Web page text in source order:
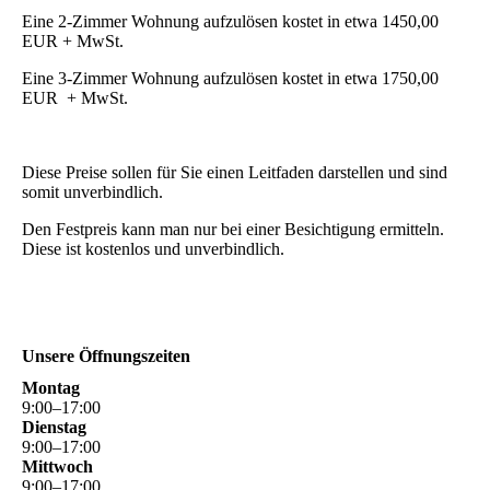
Eine 2-Zimmer Wohnung aufzulösen kostet in etwa 1450,00
EUR + MwSt.
Eine 3-Zimmer Wohnung aufzulösen kostet in etwa 1750,00
EUR + MwSt.
Diese Preise sollen für Sie einen Leitfaden darstellen und sind
somit unverbindlich.
Den Festpreis kann man nur bei einer Besichtigung ermitteln.
Diese ist kostenlos und unverbindlich.
Unsere Öffnungszeiten
Montag
9:00–17:00
Dienstag
9:00–17:00
Mittwoch